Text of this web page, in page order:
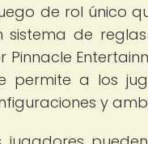
de rol único
sistema de
Pinnacle
permite a los
y